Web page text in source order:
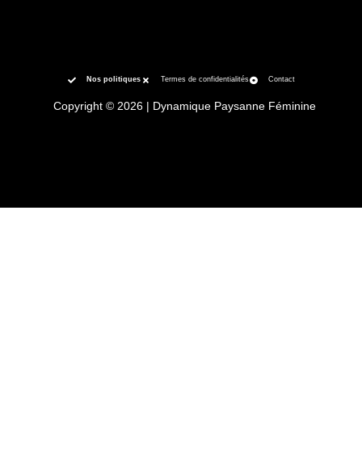
Nos politiques Termes de confidentialités Contact
Copyright © 2026 | Dynamique Paysanne Féminine